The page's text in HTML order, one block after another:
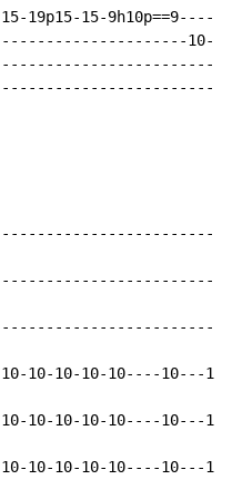
19p15-15-
10-10-10-10----10---
10-10-10-10----10---
10-10-10-10----10---